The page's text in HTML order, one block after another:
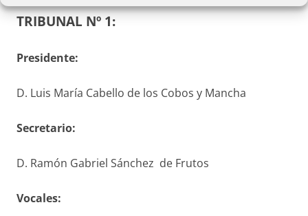
TRIBUNAL Nº 1:
Presidente:
D. Luis María Cabello de los Cobos y Mancha
Secretario:
D. Ramón Gabriel Sánchez de Frutos
Vocales: